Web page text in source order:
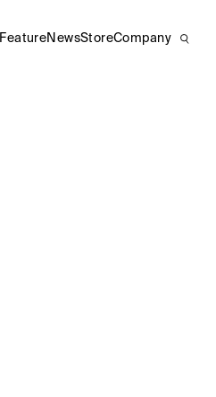
Feature NewsStoreCompany